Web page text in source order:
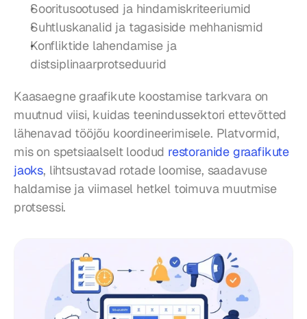
Sooritusootused ja hindamiskriteeriumid
Suhtluskanalid ja tagasiside mehhanismid
Konfliktide lahendamise ja
distsiplinaarprotseduurid
Kaasaegne graafikute koostamise tarkvara on
muutnud viisi, kuidas teenindussektori ettevõtted
lähenavad tööjõu koordineerimisele. Platvormid,
mis on spetsiaalselt loodud restoranide graafikute
jaoks, lihtsustavad rotade loomise, saadavuse
haldamise ja viimasel hetkel toimuva muutmise
protsessi.